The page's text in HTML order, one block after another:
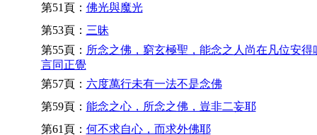
第51頁： 佛光與魔光
第53頁： 三昧
第55頁： 所念之佛，窮玄極聖，能念之人尚在凡位安得
言同正覺
第57頁： 六度萬行未有一法不是念佛
第59頁： 能念之心，所念之佛，豈非二妄耶
第61頁： 何不求自心，而求外佛耶